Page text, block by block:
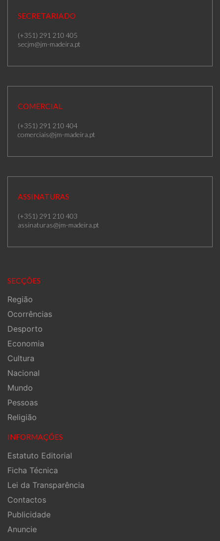
SECRETARIADO
(+351) 291 210 405
secjm@jm-madeira.pt
COMERCIAL
(+351) 291 210 404
comerciais@jm-madeira.pt
ASSINATURAS
(+351) 291 210 403
assinaturas@jm-madeira.pt
SECÇÕES
Região
Ocorrências
Desporto
Economia
Cultura
Nacional
Mundo
Pessoas
Religião
INFORMAÇÕES
Estatuto Editorial
Ficha Técnica
Lei da Transparência
Contactos
Publicidade
Anuncie